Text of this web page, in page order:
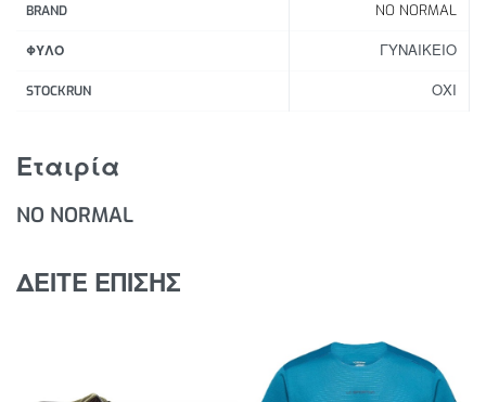
BRAND NO NORMAL
ΦΥΛΟ ΓΥΝΑΙΚΕΙΟ
STOCKRUN ΟΧΙ
Εταιρία
NO NORMAL
ΔΕΙΤΕ ΕΠΙΣΗΣ